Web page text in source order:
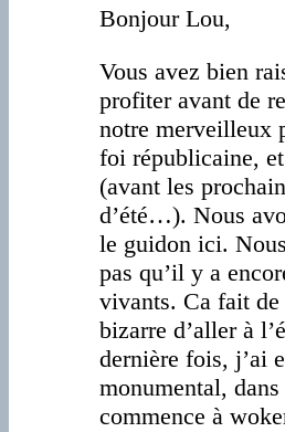
Bonjour Lou,
Vous avez bien
profiter avant de
notre merveilleux
foi républicaine,
(avant les
d’été…). Nous
le guidon ici.
pas qu’il y a
vivants. Ca fait
bizarre d’aller à
dernière fois, j’ai
monumental,
commence à